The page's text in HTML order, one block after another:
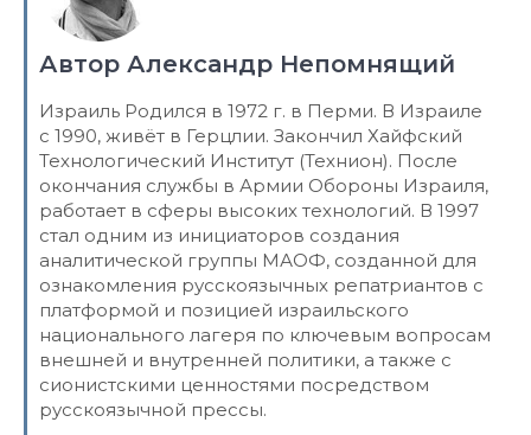
Автор Александр Непомнящий
Израиль Родился в 1972 г. в Перми. В Израиле
с 1990, живёт в Герцлии. Закончил Хайфский
Технологический Институт (Технион). После
окончания службы в Армии Обороны Израиля,
работает в сферы высоких технологий. В 1997
стал одним из инициаторов создания
аналитической группы МАОФ, созданной для
ознакомления русскоязычных репатриантов с
платформой и позицией израильского
национального лагеря по ключевым вопросам
внешней и внутренней политики, а также с
сионистскими ценностями посредством
русскоязычной прессы.